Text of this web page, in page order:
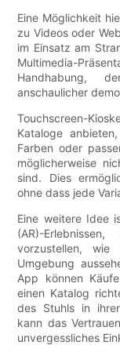
Eine Möglichkeit
zu Videos oder
im Einsatz am
Multimedia-
Handhabung,
anschaulicher
Touchscreen-
Kataloge
Farben oder
möglicherweise
sind. Dies
ohne dass jede
Eine weitere Idee
(AR)-
vorzustellen, wie
Umgebung
App können
einen Katalog
des Stuhls in
kann das
unvergessliches